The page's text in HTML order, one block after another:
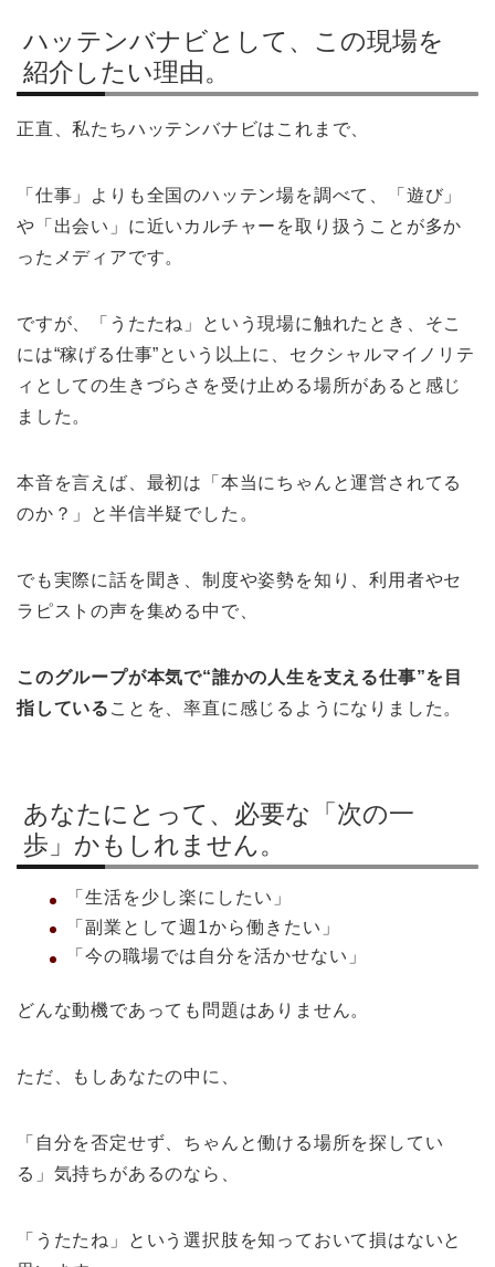
ハッテンバナビとして、この現場を
紹介したい理由。
正直、私たちハッテンバナビはこれまで、
「仕事」よりも全国のハッテン場を調べて、「遊び」
や「出会い」に近いカルチャーを取り扱うことが多か
ったメディアです。
ですが、「うたたね」という現場に触れたとき、そこ
には“稼げる仕事”という以上に、セクシャルマイノリテ
ィとしての生きづらさを受け止める場所があると感じ
ました。
本音を言えば、最初は「本当にちゃんと運営されてる
のか？」と半信半疑でした。
でも実際に話を聞き、制度や姿勢を知り、利用者やセ
ラピストの声を集める中で、
このグループが本気で“誰かの人生を支える仕事”を目
指している ことを、率直に感じるようになりました。
あなたにとって、必要な「次の一
歩」かもしれません。
「生活を少し楽にしたい」
「副業として週1から働きたい」
「今の職場では自分を活かせない」
どんな動機であっても問題はありません。
ただ、もしあなたの中に、
「自分を否定せず、ちゃんと働ける場所を探してい
る」気持ちがあるのなら、
「うたたね」という選択肢を知っておいて損はないと